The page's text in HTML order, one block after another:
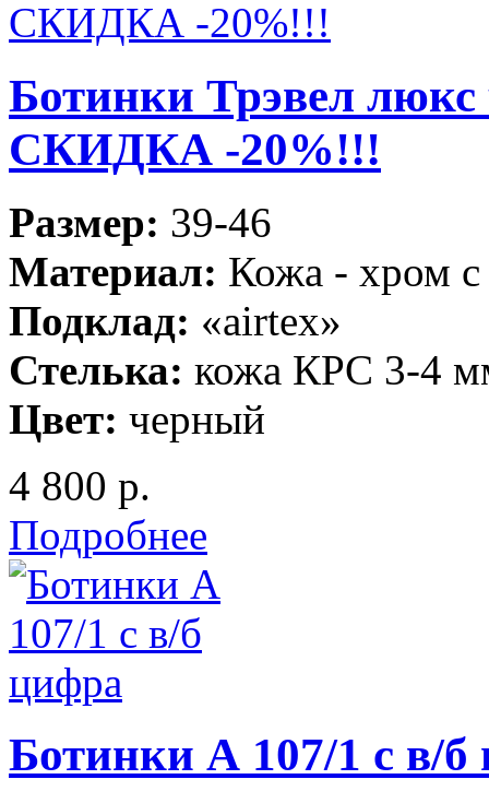
Ботинки Трэвел
СКИДКА -20%!!!
Размер: 39-46
Материал: Кожа - хром с
Подклад: «airtex»
Стелька: кожа КРС 3-4
Цвет: черный
4 800 р.
Подробнее
Ботинки А 107/1 с в/б